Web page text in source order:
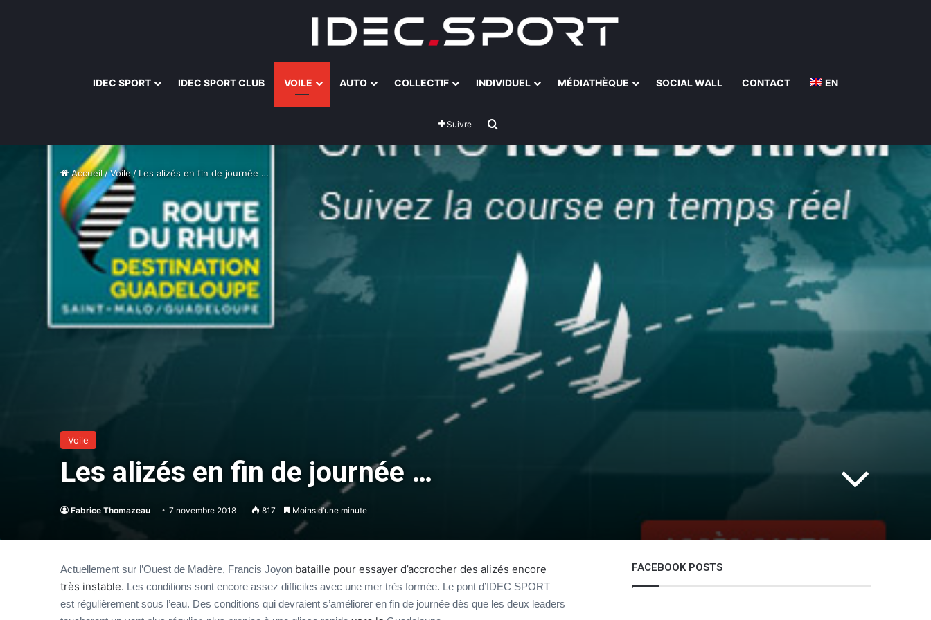
IDEC SPORT IDEC SPORT CLUB VOILE AUTO COLLECTIF INDIVIDUEL MÉDIATHÈQUE SOCIAL WALL CONTACT EN
Suivre
Accueil/Voile / Les alizés en fin de journée …
Voile
Les alizés en fin de journée …
Fabrice Thomazeau 7 novembre 2018 817 Moins d’une minute
Actuellement sur l’Ouest de Madère, Francis Joyon bataille pour essayer d’accrocher des alizés encore
très instable. Les conditions sont encore assez difficiles avec une mer très formée. Le pont d’IDEC SPORT
est régulièrement sous l’eau. Des conditions qui devraient s’améliorer en fin de journée dès que les deux leaders
The Famous Project CIC : un record du
monde homologué, une aventure
THE FAMOUS PROJECT CIC – ELLES
L’ONT FAIT ET CA… CE N’EST PAS RIEN !
FACEBOOK POSTS